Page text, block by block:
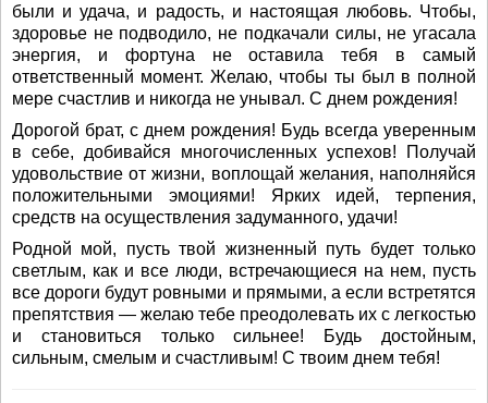
были и удача, и радость, и настоящая любовь. Чтобы,
здоровье не подводило, не подкачали силы, не угасала
энергия, и фортуна не оставила тебя в самый
ответственный момент. Желаю, чтобы ты был в полной
мере счастлив и никогда не унывал. С днем рождения!
Дорогой брат, с днем рождения! Будь всегда уверенным
в себе, добивайся многочисленных успехов! Получай
удовольствие от жизни, воплощай желания, наполняйся
положительными эмоциями! Ярких идей, терпения,
средств на осуществления задуманного, удачи!
Родной мой, пусть твой жизненный путь будет только
светлым, как и все люди, встречающиеся на нем, пусть
все дороги будут ровными и прямыми, а если встретятся
препятствия — желаю тебе преодолевать их с легкостью
и становиться только сильнее! Будь достойным,
сильным, смелым и счастливым! С твоим днем тебя!